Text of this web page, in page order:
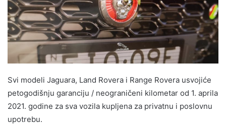
Svi modeli Jaguara, Land Rovera i Range Rovera usvojiće
petogodišnju garanciju / neograničeni kilometar od 1. aprila
2021. godine za sva vozila kupljena za privatnu i poslovnu
upotrebu.